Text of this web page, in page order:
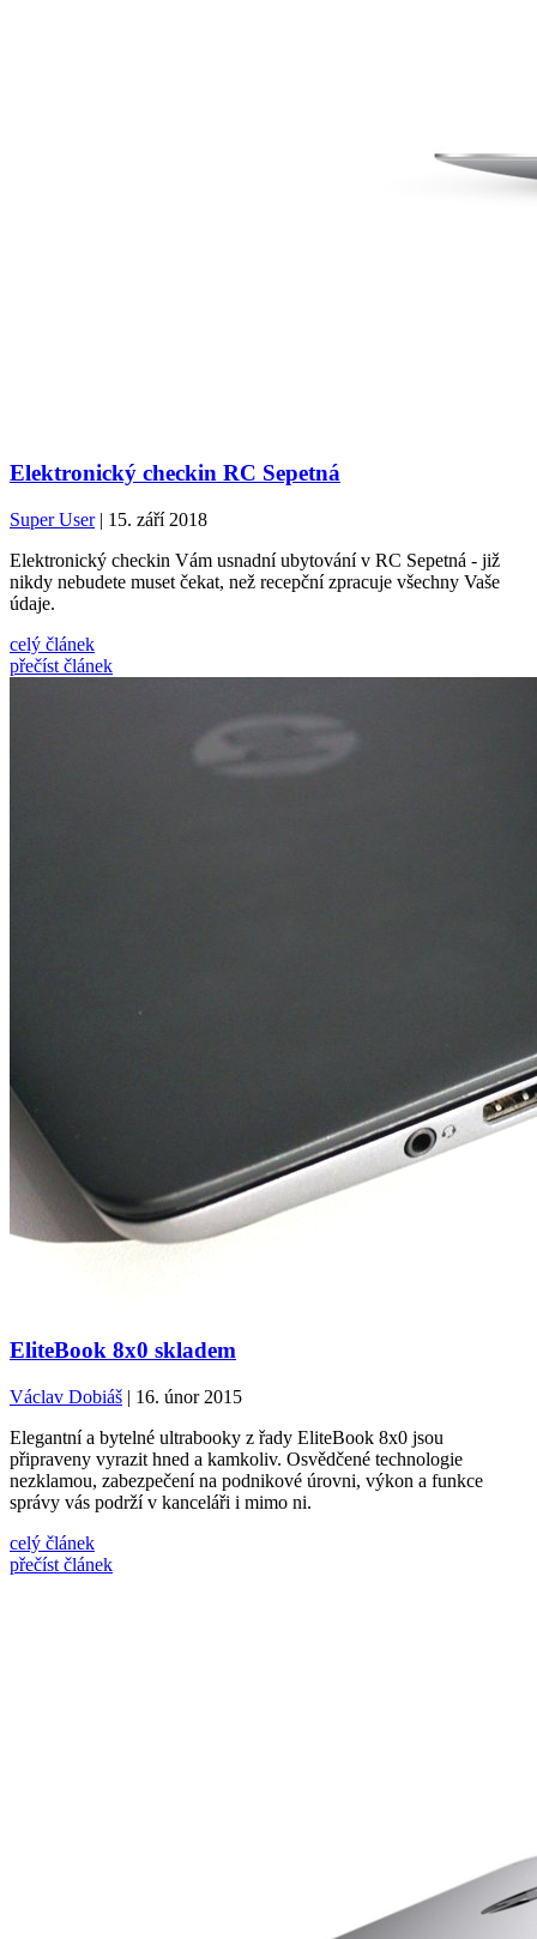
Elektronický checkin RC Sepetná
Super User| 15. září 2018
Elektronický checkin Vám usnadní ubytování v RC Sepetná - již
nikdy nebudete muset čekat, než recepční zpracuje všechny Vaše
údaje.
celý článek
přečíst článek
EliteBook 8x0 skladem
Václav Dobiáš| 16. únor 2015
Elegantní a bytelné ultrabooky z řady EliteBook 8x0 jsou
připraveny vyrazit hned a kamkoliv. Osvědčené technologie
nezklamou, zabezpečení na podnikové úrovni, výkon a funkce
správy vás podrží v kanceláři i mimo ni.
celý článek
přečíst článek